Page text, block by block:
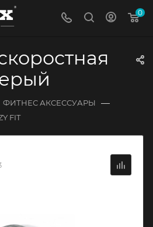
0
ФИТНЕС АКСЕССУАРЫ —
FIT